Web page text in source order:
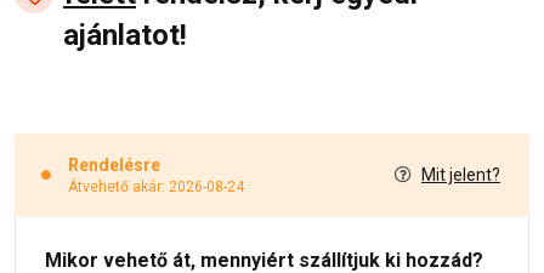
ajánlatot!
Rendelésre
Átvehető akár: 2026-08-24
Mit jelent?
Mikor vehető át, mennyiért szállítjuk ki hozzád?